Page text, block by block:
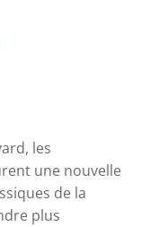
les
une nouvelle
de la
plus